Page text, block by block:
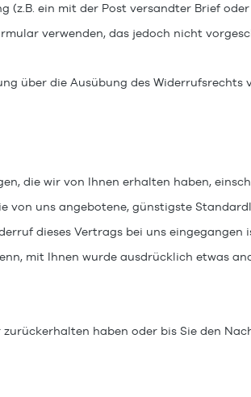
(z.B. ein mit der Post versandter Brief
verwenden, das jedoch nicht
über die Ausübung des Widerrufsrechts
die wir von Ihnen erhalten haben,
von uns angebotene, günstigste
dieses Vertrags bei uns
mit Ihnen wurde ausdrücklich etwas
haben oder bis Sie den